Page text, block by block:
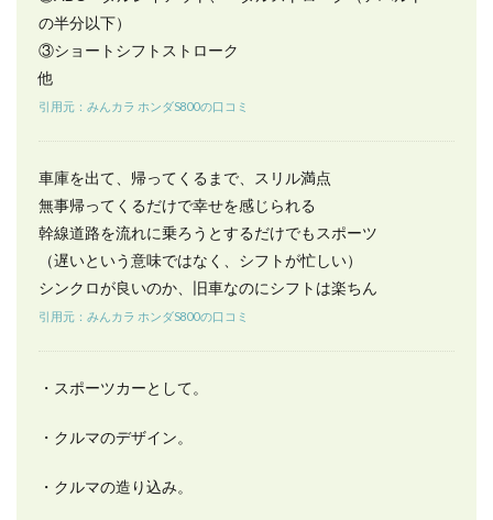
理や
パー
ツ交
いで
6.5
ホン
ダ
S800
はど
んな
人に
向い
てい
か？
の半分以下）
③ショートシフトストローク
他
引用元：みんカラ ホンダS800の口コミ
車庫を出て、帰ってくるまで、スリル満点
無事帰ってくるだけで幸せを感じられる
幹線道路を流れに乗ろうとするだけでもスポーツ
（遅いという意味ではなく、シフトが忙しい）
シンクロが良いのか、旧車なのにシフトは楽ちん
引用元：みんカラ ホンダS800の口コミ
・スポーツカーとして。
・クルマのデザイン。
・クルマの造り込み。